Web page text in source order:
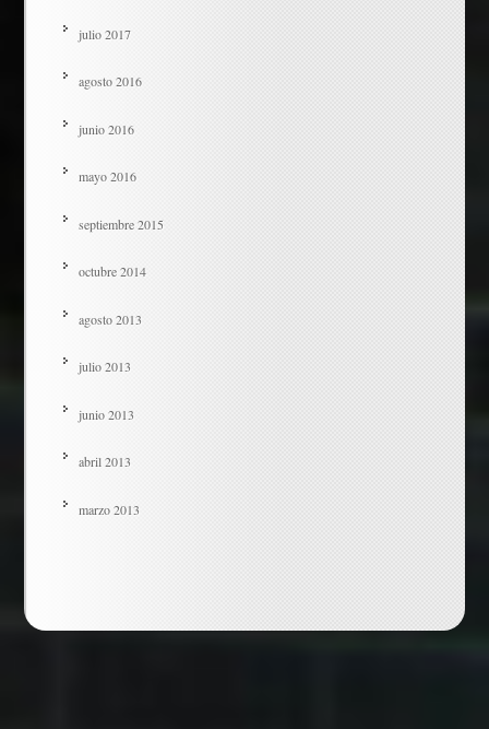
julio 2017
agosto 2016
junio 2016
mayo 2016
septiembre 2015
octubre 2014
agosto 2013
julio 2013
junio 2013
abril 2013
marzo 2013